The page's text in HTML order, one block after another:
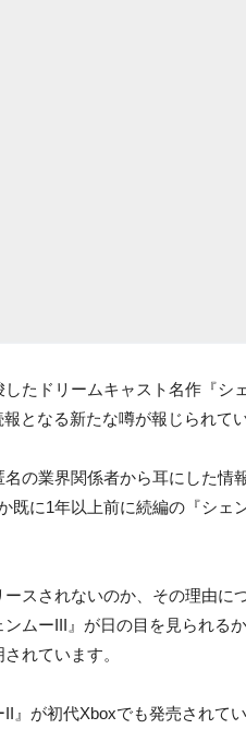
たドリームキャスト名作『シ
となる新たな噂が報じられてい
の業界関係者から耳にした情
既に1年以上前に続編の『シェ
スされないのか、その理由に
ムーIII』が日の目を見られる
れています。
』が初代Xboxでも発売されてい